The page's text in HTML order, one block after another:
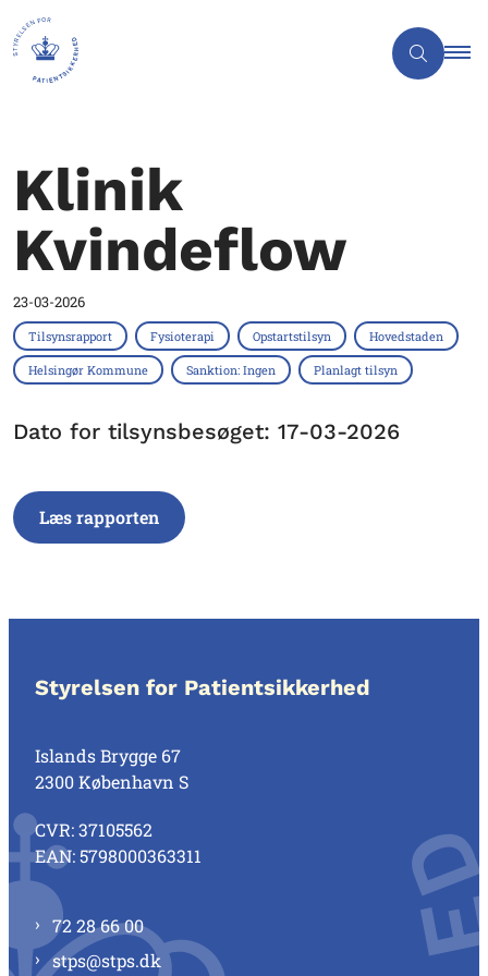
Klinik
Kvindeflow
23-03-2026
Tilsynsrapport Fysioterapi Opstartstilsyn Hovedstaden
Helsingør Kommune Sanktion: Ingen Planlagt tilsyn
Dato for tilsynsbesøget: 17-03-2026
Læs rapporten
Styrelsen for Patientsikkerhed
Islands Brygge 67
2300 København S
CVR: 37105562
EAN: 5798000363311
72 28 66 00
stps@stps.dk